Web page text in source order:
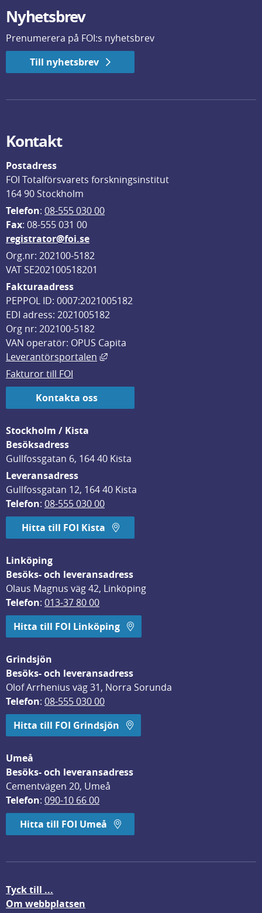
Nyhetsbrev
Prenumerera på FOI:s nyhetsbrev
Till nyhetsbrev
Kontakt
Postadress
FOI Totalförsvarets forskningsinstitut
164 90 Stockholm
Telefon: 08-555 030 00
Fax: 08-555 031 00
registrator@foi.se
Org.nr: 202100-5182
VAT SE202100518201
Fakturaadress
PEPPOL ID: 0007:2021005182
EDI adress: 2021005182
Org nr: 202100-5182
VAN operatör: OPUS Capita
Leverantörsportalen
Länk till annan webbplats, öppnas
Fakturor till FOI
Kontakta oss
Stockholm / Kista
Besöksadress
Gullfossgatan 6, 164 40 Kista
Leveransadress
Gullfossgatan 12, 164 40 Kista
Telefon: 08-555 030 00
Hitta till FOI Kista
Linköping
Besöks- och leveransadress
Olaus Magnus väg 42, Linköping
Telefon: 013-37 80 00
Hitta till FOI Linköping
Grindsjön
Besöks- och leveransadress
Olof Arrhenius väg 31, Norra Sorunda
Telefon: 08-555 030 00
Hitta till FOI Grindsjön
Umeå
Besöks- och leveransadress
Cementvägen 20, Umeå
Telefon: 090-10 66 00
Hitta till FOI Umeå
Tyck till ...
Om webbplatsen